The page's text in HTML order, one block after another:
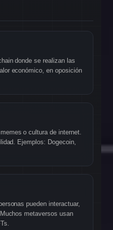
donde se realizan las
económico, en oposición
o cultura de internet.
Ejemplos: Dogecoin,
pueden interactuar,
metaversos usan